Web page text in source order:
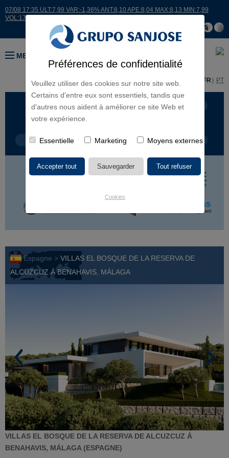
Préférences de confidentialité
Veuillez utiliser des cookies sur notre site web.
Certains d'entre eux sont essentiels, tandis que
d'autres nous aident à améliorer ce site Web et
votre expérience.
Essentielle Marketing Moyens externes
Cookies
07/08 17:35 ULT:7,99 VAR:-1,36% ANT:8,10 APE:8,04 MAX:8,13 MIN:7,99
VOL:17664
MENU
ES FR PT
LIGNES D'ACTIVITÉ CONTINENTS
TYPE DE PROJET NOM DU PROJET
Espagne > VILLAS EL BOSQUE DE LA RESERVA DE
ALCUZCUZ Á BENAHAVIS, MÁLAGA
VILLAS EL BOSQUE DE LA RESERVA DE ALCUZCUZ Á
BENAHAVIS, MÁLAGA (ESPAGNE)